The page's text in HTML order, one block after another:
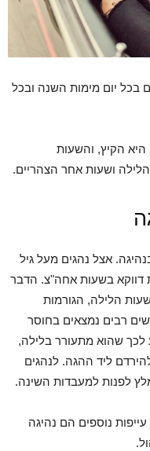
בכל יום מימות השנה ובכל
הקיץ, והשעות
ושעות אחר הצהריים.
אצל נהגים מעל גיל
דווקא בשעות אחה"צ. הדבר
הלילה, הגורמות
רבים נמצאים בחוסר
לכך שהוא מתעורר בלילה,
ליד ההגה. לנהגים
נוספים הם נהיגה